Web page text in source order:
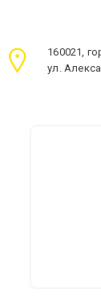
160021,
ул.